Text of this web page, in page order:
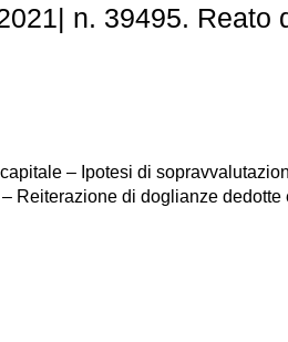
n. 39495.
– Ipotesi di
Reiterazione di doglianze